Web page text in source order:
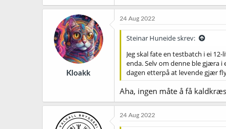
Kloakk
24 Aug 2022
Steinar Huneide skrev:
Jeg skal fate en testbatch i ei
enda. Selv om denne ble gjæra
dagen etterpå at levende gjær
Aha, ingen måte å få
24 Aug 2022